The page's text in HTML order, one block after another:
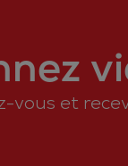
vous et